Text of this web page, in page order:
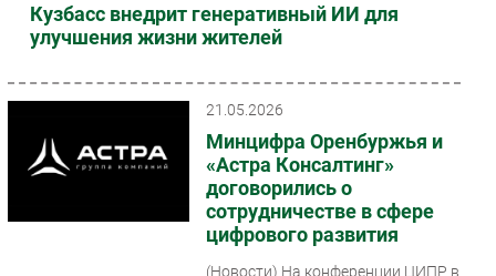
Кузбасс внедрит генеративный ИИ для
улучшения жизни жителей
21.05.2026
Минцифра Оренбуржья и
«Астра Консалтинг»
договорились о
сотрудничестве в сфере
цифрового развития
(Новости) На конференции ЦИПР в